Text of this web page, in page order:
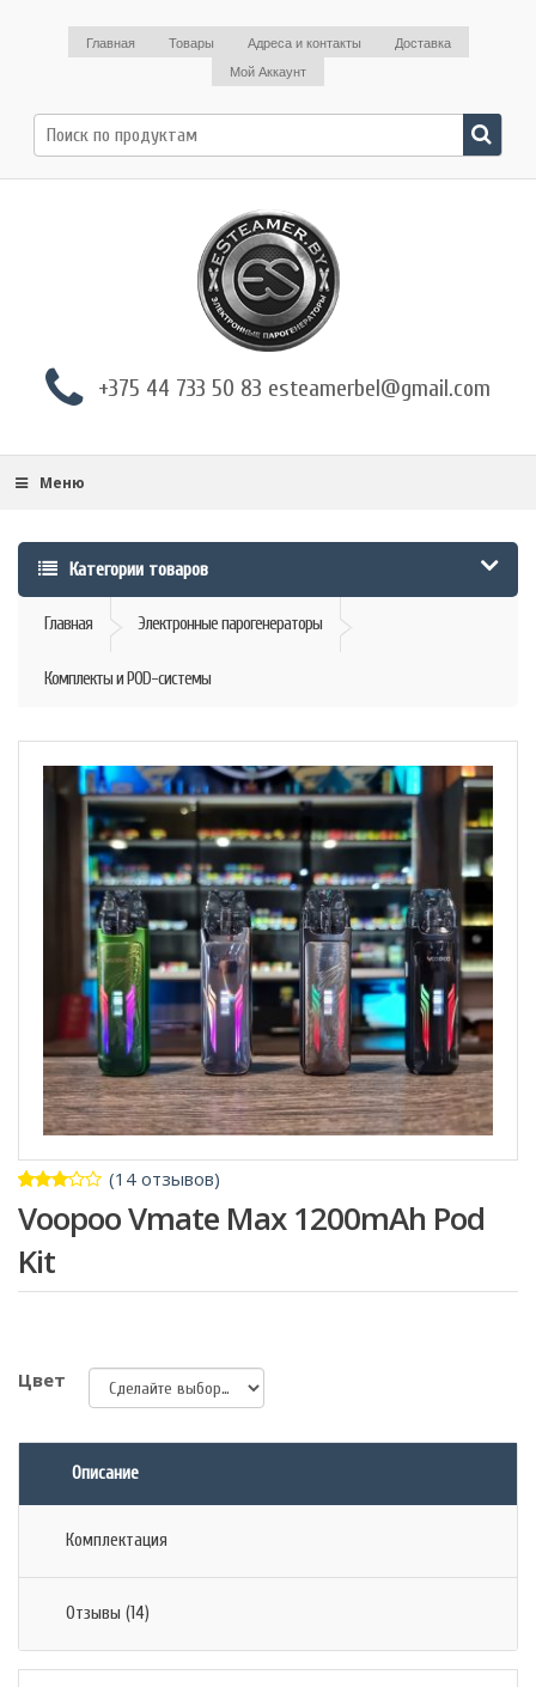
Главная Товары Адреса и контакты
Доставка
Мой Аккаунт
Поиск
по:
+375 44 733 50 83 esteamerbel@gmail.com
Меню
Категории товаров
Главная Электронные парогенераторы
Комплекты и POD-системы
3.00
из
5
на
основе
13
рейтинга
клиентов
(14 отзывов)
Voopoo Vmate Max 1200mAh Pod
Kit
Цвет
Описание
Комплектация
Отзывы (14)